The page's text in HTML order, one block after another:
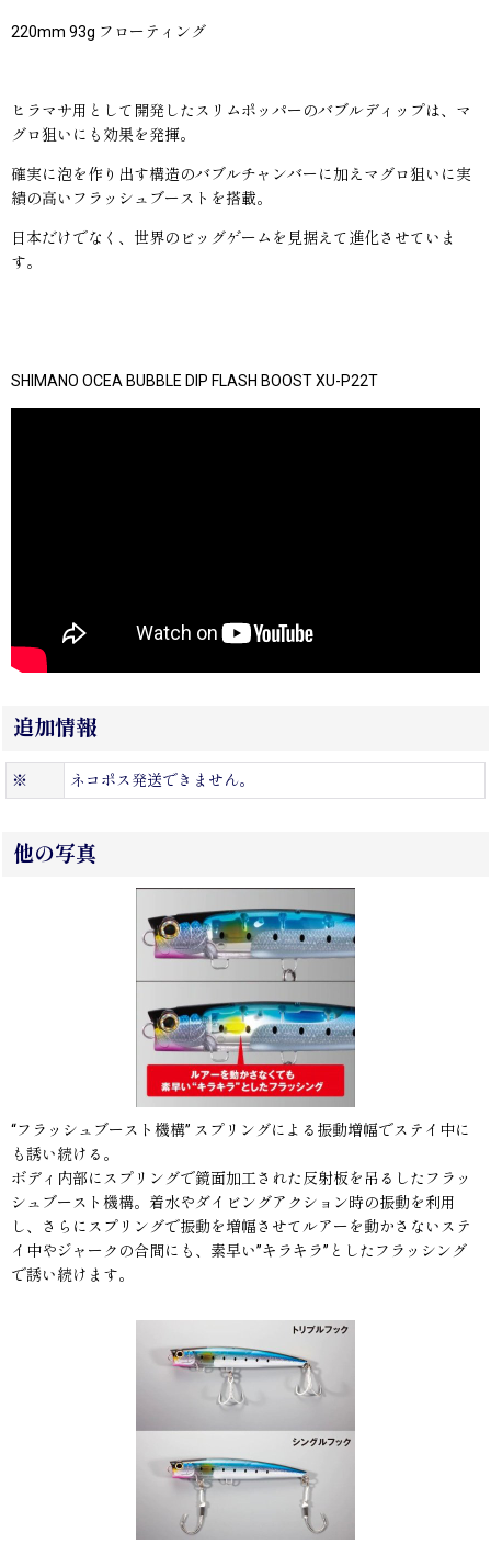
220mm 93g フローティング
ヒラマサ用として開発したスリムポッパーのバブルディップは、マ
グロ狙いにも効果を発揮。
確実に泡を作り出す構造のバブルチャンバーに加えマグロ狙いに実
績の高いフラッシュブーストを搭載。
日本だけでなく、世界のビッグゲームを見据えて進化させていま
す。
SHIMANO OCEA BUBBLE DIP FLASH BOOST XU-P22T
追加情報
※ ネコポス発送できません。
他の写真
“フラッシュブースト機構” スプリングによる振動増幅でステイ中に
も誘い続ける。
ボディ内部にスプリングで鏡面加工された反射板を吊るしたフラッ
シュブースト機構。着水やダイビングアクション時の振動を利用
し、さらにスプリングで振動を増幅させてルアーを動かさないステ
イ中やジャークの合間にも、素早い”キラキラ”としたフラッシング
で誘い続けます。